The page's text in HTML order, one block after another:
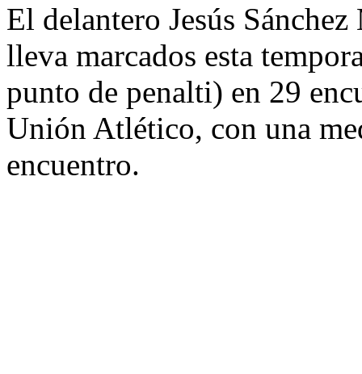
El delantero Jesús
lleva marcados esta
punto de penalti) en 29
Unión Atlético, con una
encuentro.